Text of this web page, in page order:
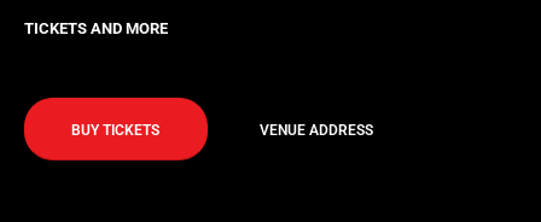
TICKETS AND MORE
BUY TICKETS VENUE ADDRESS